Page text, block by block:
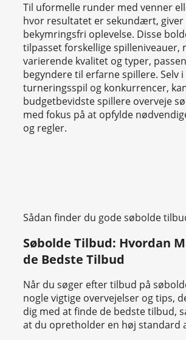
Til uformelle runder med venner
hvor resultatet er sekundært, giver
bekymringsfri oplevelse. Disse
tilpasset forskellige spilleniveauer,
varierende kvalitet og typer,
begyndere til erfarne spillere. Selv i
turneringsspil og konkurrencer,
budgetbevidste spillere overveje
med fokus på at opfylde
og regler.
Sådan finder du gode søbolde
Søbolde Tilbud: Hvordan
de Bedste Tilbud
Når du søger efter tilbud på
nogle vigtige overvejelser og tips,
dig med at finde de bedste tilbud,
at du opretholder en høj standard